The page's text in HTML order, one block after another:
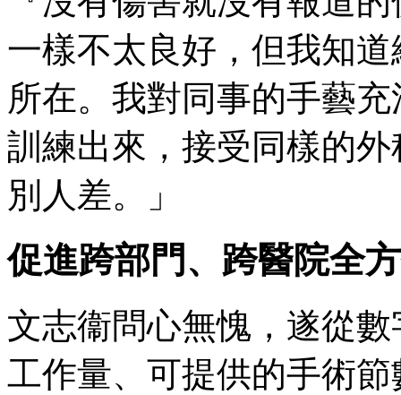
一樣不太良好，但我知
所在。我對同事的手藝
訓練出來，接受同樣的
別人差。」
促進跨部門、跨醫院全
文志衞問心無愧，遂從
工作量、可提供的手術